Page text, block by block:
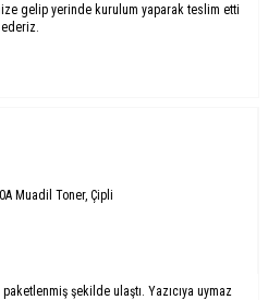
gelip yerinde kurulum yaparak teslim etti
Muadil Toner, Çipli
şekilde ulaştı. Yazıcıya uymaz